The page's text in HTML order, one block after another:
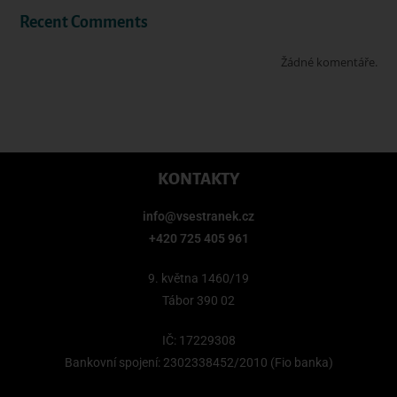
Recent Comments
Žádné komentáře.
KONTAKTY
info@vsestranek.cz
+420 725 405 961
9. května 1460/19
Tábor 390 02
IČ: 17229308
Bankovní spojení: 2302338452/2010 (Fio banka)